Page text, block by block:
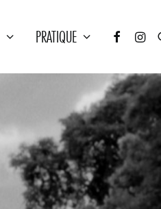
PRATIQUE